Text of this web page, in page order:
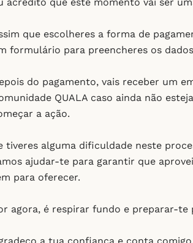
que escolheres a forma de
formulário para preencheres os
do pagamento, vais receber um
QUALA caso ainda não
a ação.
tiveres alguma dificuldade neste
ajudar-te para garantir que
para oferecer.
agora, é respirar fundo e preparar-te